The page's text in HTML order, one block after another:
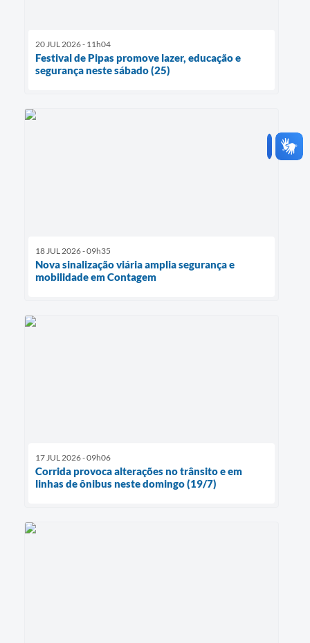
20 JUL 2026 - 11h04
Festival de Pipas promove lazer, educação e
segurança neste sábado (25)
18 JUL 2026 - 09h35
Nova sinalização viária amplia segurança e
mobilidade em Contagem
17 JUL 2026 - 09h06
Corrida provoca alterações no trânsito e em
linhas de ônibus neste domingo (19/7)